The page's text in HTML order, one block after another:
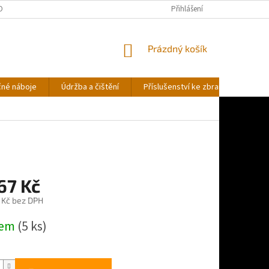
ÚDAJŮ Přihlášení
NÁKUPNÍ
Prázdný košík
náboje Údržba a čištění Příslušenství ke zbraním
Kč
bez DPH
(5 ks)